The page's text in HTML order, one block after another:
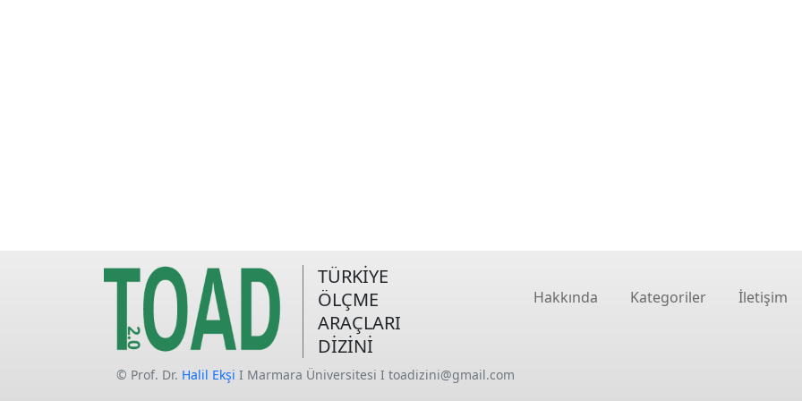
TÜRKİYE
ÖLÇME
ARAÇLARI
DİZİNİ
Hakkında Kategoriler İletişim
© Prof. Dr. Halil Ekşi I Marmara Üniversitesi I toadizini@gmail.com